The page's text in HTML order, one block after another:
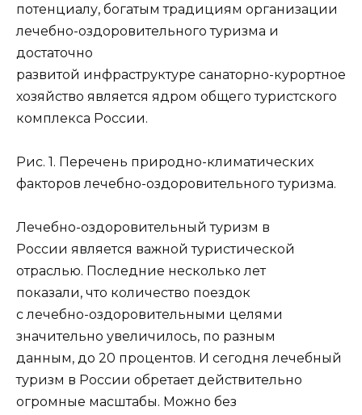
потенциалу, богатым традициям организации
лечебно-оздоровительного туризма и
достаточно
развитой инфраструктуре санаторно-курортное
хозяйство является ядром общего туристского
комплекса России.
Рис. 1. Перечень природно-климатических
факторов лечебно-оздоровительного туризма.
Лечебно-оздоровительный туризм в
России является важной туристической
отраслью. Последние несколько лет
показали, что количество поездок
с лечебно-оздоровительными целями
значительно увеличилось, по разным
данным, до 20 процентов. И сегодня лечебный
туризм в России обретает действительно
огромные масштабы. Можно без